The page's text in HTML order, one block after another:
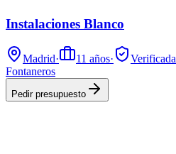
Instalaciones Blanco
Madrid· 11 años·
Verificada
Fontaneros
Pedir presupuesto